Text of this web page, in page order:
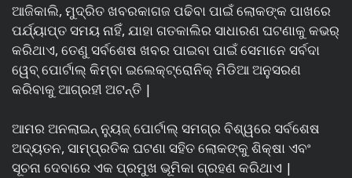
ଆଜିକାଲି, ମୁଦ୍ରିତ ଖବରକାଗଜ ପଢିବା ପାଇଁ ଲୋକଙ୍କ ପାଖରେ
ପର୍ଯ୍ୟାପ୍ତ ସମୟ ନାହିଁ, ଯାହା ଗତକାଲିର ସାଧାରଣ ଘଟଣାକୁ କଭର୍
କରିଥାଏ, ତେଣୁ ସର୍ବଶେଷ ଖବର ପାଇବା ପାଇଁ ସେମାନେ ସର୍ବଦା
ୱେବ୍ ପୋର୍ଟାଲ୍ କିମ୍ବା ଇଲେକ୍ଟ୍ରୋନିକ୍ ମିଡିଆ ଅନୁସରଣ
କରିବାକୁ ଆଗ୍ରହୀ ଅଟନ୍ତି |
ଆମର ଅନଲାଇନ୍ ନ୍ୟୁଜ୍ ପୋର୍ଟାଲ୍ ସମଗ୍ର ବିଶ୍ୱରେ ସର୍ବଶେଷ
ଅଦ୍ୟତନ, ସାମ୍ପ୍ରତିକ ଘଟଣା ସହିତ ଲୋକଙ୍କୁ ଶିକ୍ଷା ଏବଂ
ସୂଚନା ଦେବାରେ ଏକ ପ୍ରମୁଖ ଭୂମିକା ଗ୍ରହଣ କରିଥାଏ |